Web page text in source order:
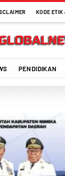
KODE
dengan Hati
PENDIDIKAN